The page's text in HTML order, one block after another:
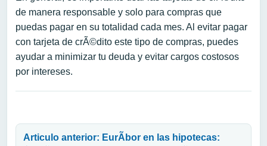
de manera responsable y solo para compras que
puedas pagar en su totalidad cada mes. Al evitar pagar
con tarjeta de crÃ©dito este tipo de compras, puedes
ayudar a minimizar tu deuda y evitar cargos costosos
por intereses.
Articulo anterior: EurÃ­bor en las hipotecas: